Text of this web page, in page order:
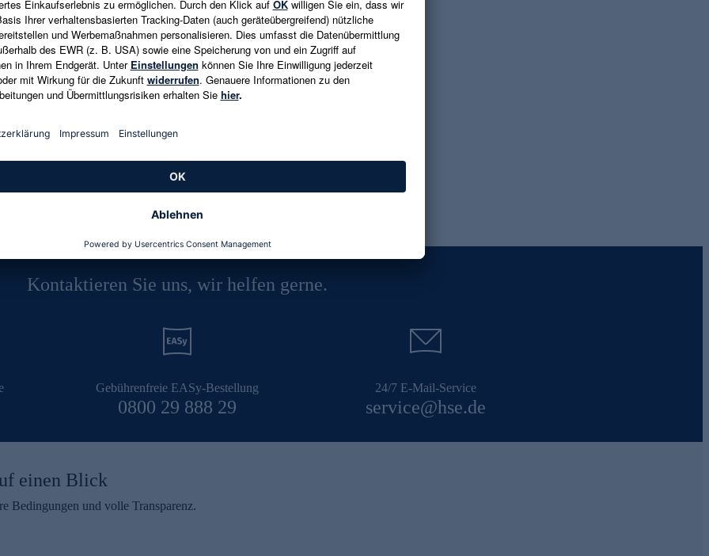
Kontaktieren Sie uns, wir helfen gerne.
Gebührenfreie EASy-Bestellung
0800 29 888 29
24/7 E-Mail-Service
service@hse.de
einen Blick
Bedingungen und volle Transparenz.